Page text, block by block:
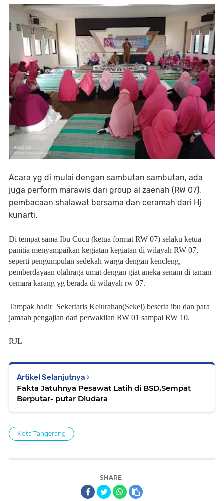
Acara yg di mulai dengan sambutan sambutan, ada
juga perform marawis dari group al zaenah (RW 07),
pembacaan shalawat bersama dan ceramah dari Hj
kunarti.
Di tempat sama Ibu Cucu (ketua format RW 07) selaku ketua
panitia menyampaikan kegiatan kegiatan di wilayah RW 07,
seperti pengumpulan sedekah warga dengan kencleng,
pemberdayaan olahraga umat dengan giat aneka senam di taman
cemara karang yg berada di wilayah rw 07.
Tampak hadir Sekertaris Kelurahan(Sekel) beserta ibu dan para
jamaah pengajian dari perwakilan RW 01 sampai RW 10.
RJL
Artikel Selanjutnya
Fakta Jatuhnya Pesawat Latih di BSD,Sempat
Berputar- putar Diudara
Kota Tangerang
SHARE